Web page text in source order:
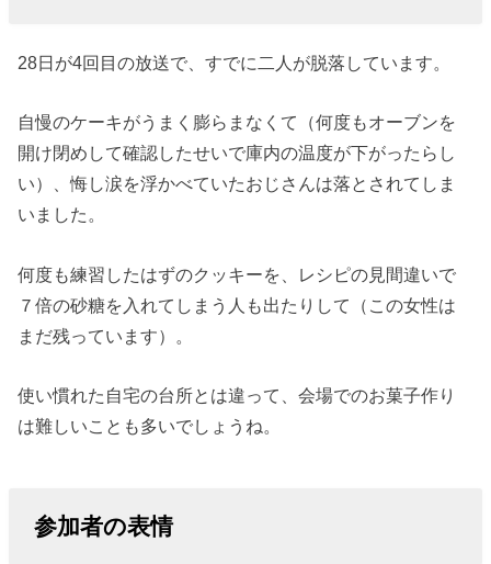
28日が4回目の放送で、すでに二人が脱落しています。
自慢のケーキがうまく膨らまなくて（何度もオーブンを
開け閉めして確認したせいで庫内の温度が下がったらし
い）、悔し涙を浮かべていたおじさんは落とされてしま
いました。
何度も練習したはずのクッキーを、レシピの見間違いで
７倍の砂糖を入れてしまう人も出たりして（この女性は
まだ残っています）。
使い慣れた自宅の台所とは違って、会場でのお菓子作り
は難しいことも多いでしょうね。
参加者の表情